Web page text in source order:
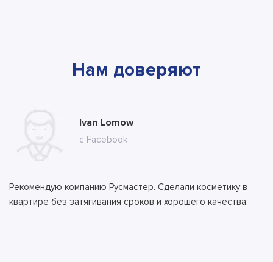
Нам доверяют
Мария Сергеевна Комарова
с сайта
Ivan Lomow
с Facebook
Рекомендую компанию Русмастер. Сделали косметику в
квартире без затягивания сроков и хорошего качества.
Ильяс Бекеров
с сайта
Алла
с сайта
Тимур
с сайта